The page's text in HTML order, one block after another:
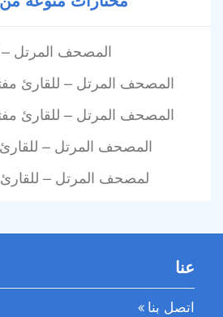
المصحف المرتل –
المصحف المرتل – للقارئ
المصحف المرتل – للقارئ
المصحف المرتل –
1لمصحف المرتل –
عنا
اتصل بنا